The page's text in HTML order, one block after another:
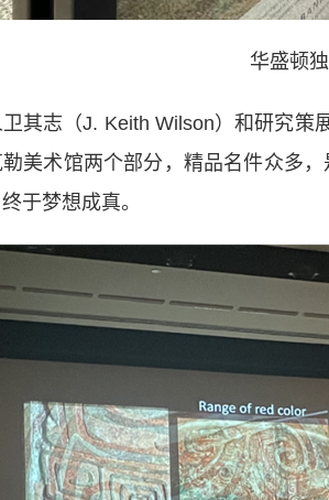
华盛顿
志（J. Keith Wilson）和研究策
美术馆两个部分，精品名件众多
于梦想成真。